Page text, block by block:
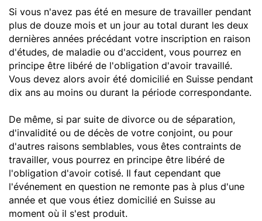
Si vous n'avez pas été en mesure de travailler pendant
plus de douze mois et un jour au total durant les deux
dernières années précédant votre inscription en raison
d'études, de maladie ou d'accident, vous pourrez en
principe être libéré de l'obligation d'avoir travaillé.
Vous devez alors avoir été domicilié en Suisse pendant
dix ans au moins ou durant la période correspondante.
De même, si par suite de divorce ou de séparation,
d'invalidité ou de décès de votre conjoint, ou pour
d'autres raisons semblables, vous êtes contraints de
travailler, vous pourrez en principe être libéré de
l'obligation d'avoir cotisé. Il faut cependant que
l'événement en question ne remonte pas à plus d'une
année et que vous étiez domicilié en Suisse au
moment où il s'est produit.